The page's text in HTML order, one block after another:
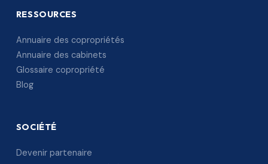
RESSOURCES
Annuaire des copropriétés
Annuaire des cabinets
Glossaire copropriété
Blog
SOCIÉTÉ
Devenir partenaire